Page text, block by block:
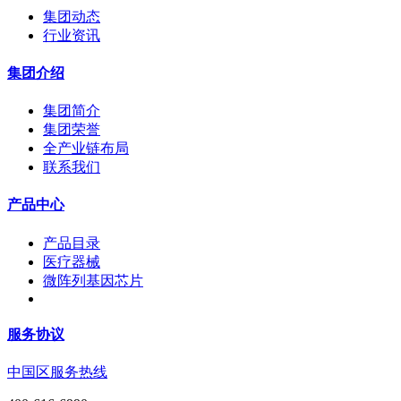
集团动态
行业资讯
集团介绍
集团简介
集团荣誉
全产业链布局
联系我们
产品中心
产品目录
医疗器械
微阵列基因芯片
服务协议
中国区服务热线